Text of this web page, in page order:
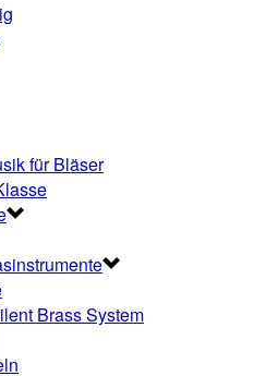
für Bläser
Brass System